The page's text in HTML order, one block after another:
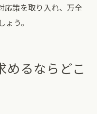
応策を取り入れ、万全
う。
めるならどこ